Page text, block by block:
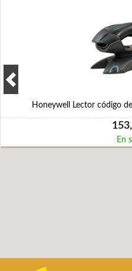
Honeywell Lector código
En